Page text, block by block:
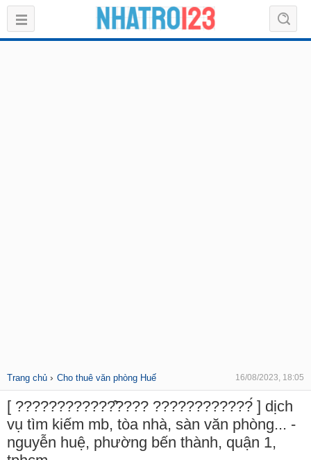
Trang chủ › Cho thuê văn phòng Huế 16/08/2023, 18:05
[ ????????????̂̃???? ????????????́ ] dịch
vụ tìm kiếm mb, tòa nhà, sàn văn phòng... -
nguyễn huệ, phường bến thành, quận 1,